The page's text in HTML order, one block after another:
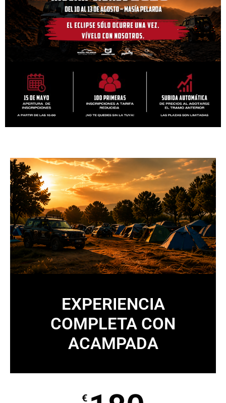
EXPERIENCIA
COMPLETA CON
ACAMPADA
€